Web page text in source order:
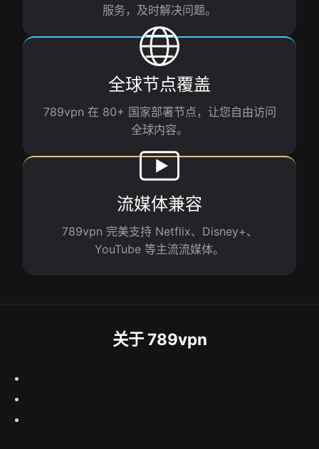
服务，及时解决问题。
全球节点覆盖
789vpn 在 80+ 国家部署节点，让您自由访问
全球内容。
流媒体兼容
789vpn 完美支持 Netflix、Disney+、
YouTube 等主流流媒体。
关于 789vpn